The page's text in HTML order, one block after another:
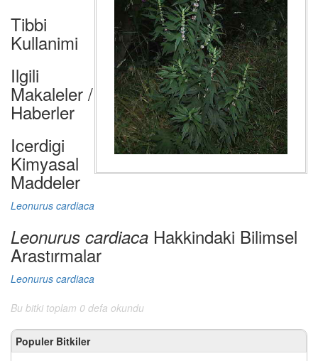
Tibbi
Kullanimi
Ilgili
Makaleler /
Haberler
Icerdigi
Kimyasal
Maddeler
Leonurus cardiaca
Leonurus cardiaca Hakkindaki Bilimsel
Arastırmalar
Leonurus cardiaca
Bu bitki toplam 0 defa okundu
Populer Bitkiler